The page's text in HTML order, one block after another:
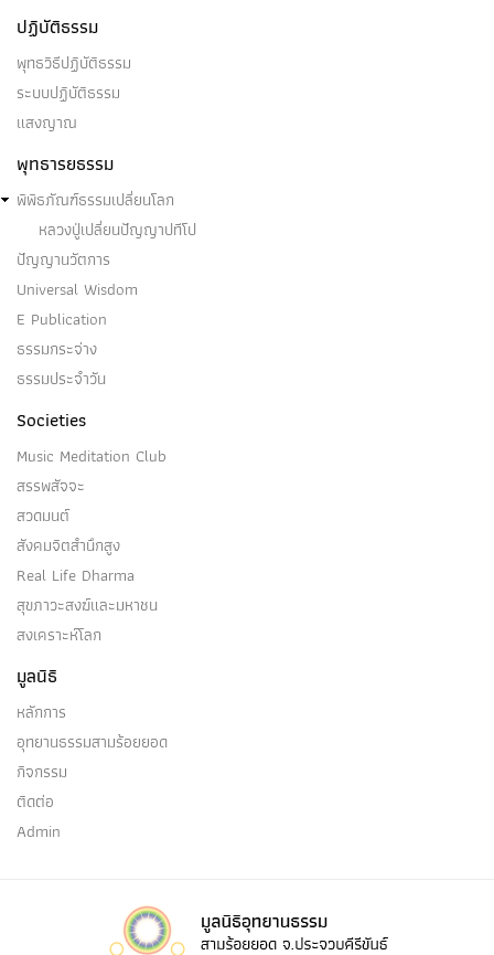
ปฏิบัติธรรม
พุทธวิธีปฏิบัติธรรม
ระบบปฏิบัติธรรม
แสงญาณ
พุทธารยธรรม
พิพิธภัณฑ์ธรรมเปลี่ยนโลก
หลวงปู่เปลี่ยนปัญญาปทีโป
ปัญญานวัตการ
Universal Wisdom
E Publication
ธรรมกระจ่าง
ธรรมประจำวัน
Societies
Music Meditation Club
สรรพสัจจะ
สวดมนต์
สังคมจิตสำนึกสูง
Real Life Dharma
สุขภาวะสงฆ์และมหาชน
สงเคราะห์โลก
มูลนิธิ
หลักการ
อุทยานธรรมสามร้อยยอด
กิจกรรม
ติดต่อ
Admin